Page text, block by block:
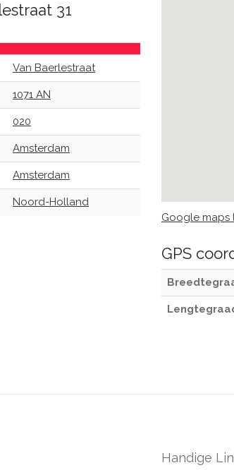
31
Van Baerlestraat
1071 AN
020
Amsterdam
Amsterdam
Noord-Holland
Google maps
GPS
Handige